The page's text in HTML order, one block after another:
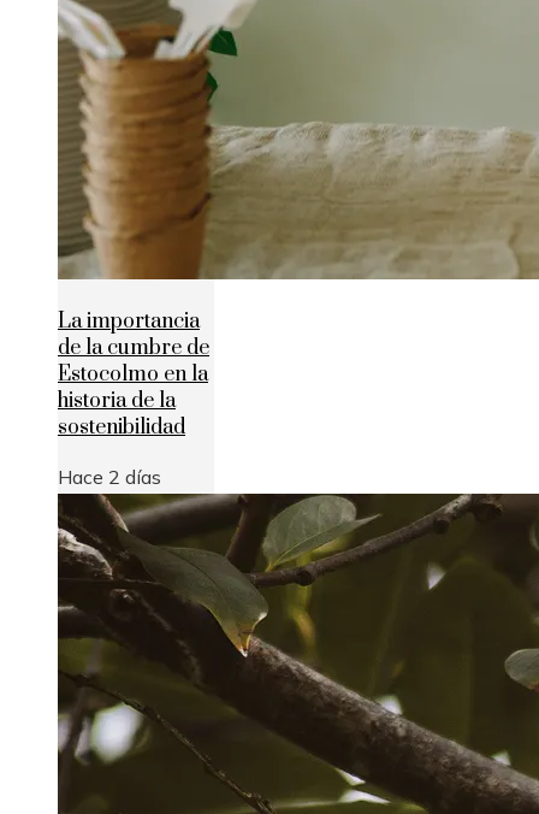
La importancia
de la cumbre de
Estocolmo en la
historia de la
sostenibilidad
Hace 2 días